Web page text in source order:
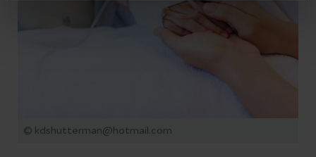
© kdshutterman@hotmail.com